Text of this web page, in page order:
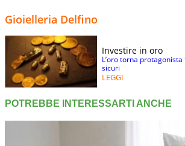
Gioielleria Delfino
Investire in oro
L’oro torna
sicuri
LEGGI